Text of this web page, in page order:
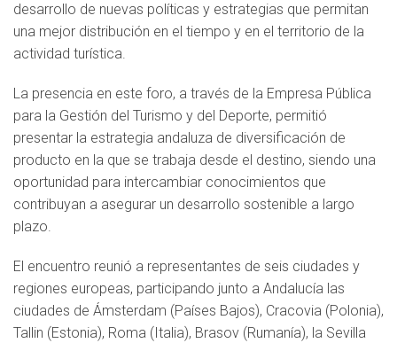
desarrollo de nuevas políticas y estrategias que permitan
una mejor distribución en el tiempo y en el territorio de la
actividad turística.
La presencia en este foro, a través de la Empresa Pública
para la Gestión del Turismo y del Deporte, permitió
presentar la estrategia andaluza de diversificación de
producto en la que se trabaja desde el destino, siendo una
oportunidad para intercambiar conocimientos que
contribuyan a asegurar un desarrollo sostenible a largo
plazo.
El encuentro reunió a representantes de seis ciudades y
regiones europeas, participando junto a Andalucía las
ciudades de Ámsterdam (Países Bajos), Cracovia (Polonia),
Tallin (Estonia), Roma (Italia), Brasov (Rumanía), la Sevilla